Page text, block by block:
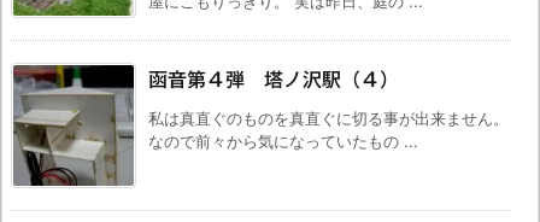
函音第４弾 塔ノ沢駅（４）
私は真直ぐのものを真直ぐに切る事が出来ません。
なので前々から気になっていたもの ...